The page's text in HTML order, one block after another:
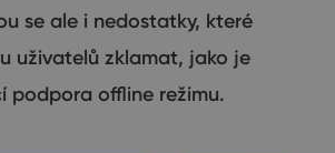
se ale i nedostatky, které
uživatelů zklamat, jako je
podpora offline režimu.